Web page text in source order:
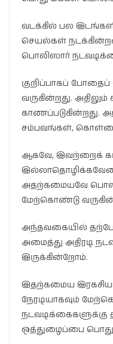
வடக்கில் பல
செயல்கள்
பொலிஸார்
குறிப்பாகப்
வருகின்றது.
காணப்படுகின்றது.
சம்பவங்கள்,
ஆகவே, இவற்றைக்
அதற்கமையவே
மேற்கொண்டு
அந்தவகையில்
அமைத்து அதிரடி
இருக்கின்றோம்.
இதற்கமைய
நேரடியாகவும்
ஒத்துழைப்பை